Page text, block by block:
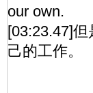
our own.
[03:23.47]
己的工作。